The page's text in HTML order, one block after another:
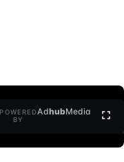
POWERED
BY
AdhubMedia